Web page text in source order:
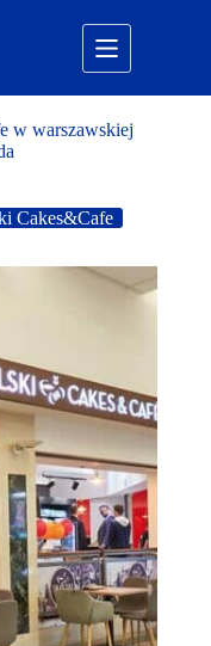
w warszawskiej
Cakes&Cafe